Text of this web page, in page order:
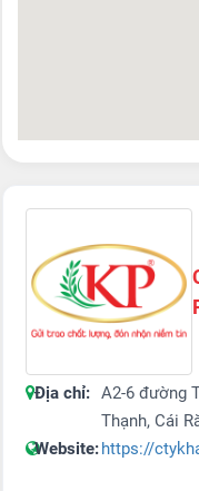
Địa chỉ: A2-6 đường
Thạnh, Cái
Website:https://